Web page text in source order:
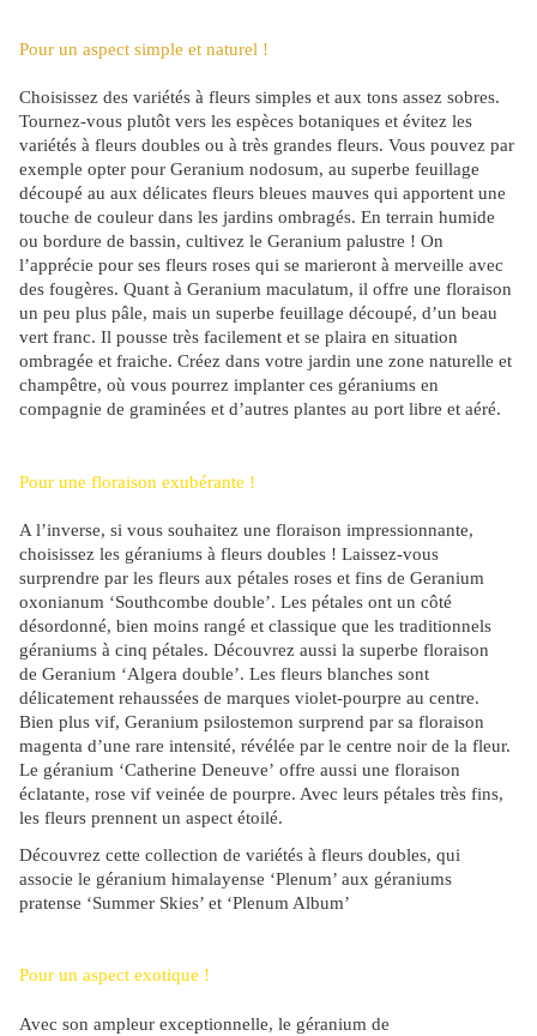
Pour un aspect simple et naturel !
Choisissez des variétés à fleurs simples et aux tons assez sobres.
Tournez-vous plutôt vers les espèces botaniques et évitez les
variétés à fleurs doubles ou à très grandes fleurs. Vous pouvez par
exemple opter pour Geranium nodosum, au superbe feuillage
découpé au aux délicates fleurs bleues mauves qui apportent une
touche de couleur dans les jardins ombragés. En terrain humide
ou bordure de bassin, cultivez le Geranium palustre ! On
l’apprécie pour ses fleurs roses qui se marieront à merveille avec
des fougères. Quant à Geranium maculatum, il offre une floraison
un peu plus pâle, mais un superbe feuillage découpé, d’un beau
vert franc. Il pousse très facilement et se plaira en situation
ombragée et fraiche. Créez dans votre jardin une zone naturelle et
champêtre, où vous pourrez implanter ces géraniums en
compagnie de graminées et d’autres plantes au port libre et aéré.
Pour une floraison exubérante !
A l’inverse, si vous souhaitez une floraison impressionnante,
choisissez les géraniums à fleurs doubles ! Laissez-vous
surprendre par les fleurs aux pétales roses et fins de Geranium
oxonianum ‘Southcombe double’. Les pétales ont un côté
désordonné, bien moins rangé et classique que les traditionnels
géraniums à cinq pétales. Découvrez aussi la superbe floraison
de Geranium ‘Algera double’. Les fleurs blanches sont
délicatement rehaussées de marques violet-pourpre au centre.
Bien plus vif, Geranium psilostemon surprend par sa floraison
magenta d’une rare intensité, révélée par le centre noir de la fleur.
Le géranium ‘Catherine Deneuve’ offre aussi une floraison
éclatante, rose vif veinée de pourpre. Avec leurs pétales très fins,
les fleurs prennent un aspect étoilé.
Découvrez cette collection de variétés à fleurs doubles, qui
associe le géranium himalayense ‘Plenum’ aux géraniums
pratense ‘Summer Skies’ et ‘Plenum Album’
Pour un aspect exotique !
Avec son ampleur exceptionnelle, le géranium de